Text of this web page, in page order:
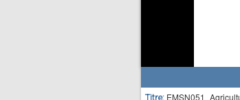
Titre: